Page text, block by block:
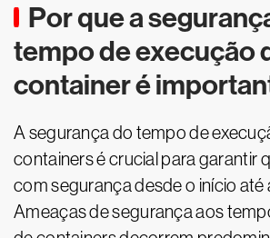
Por que a
tempo de execução
container é
A segurança do tempo de
containers é crucial para garantir
com segurança desde o início até
Ameaças de segurança aos